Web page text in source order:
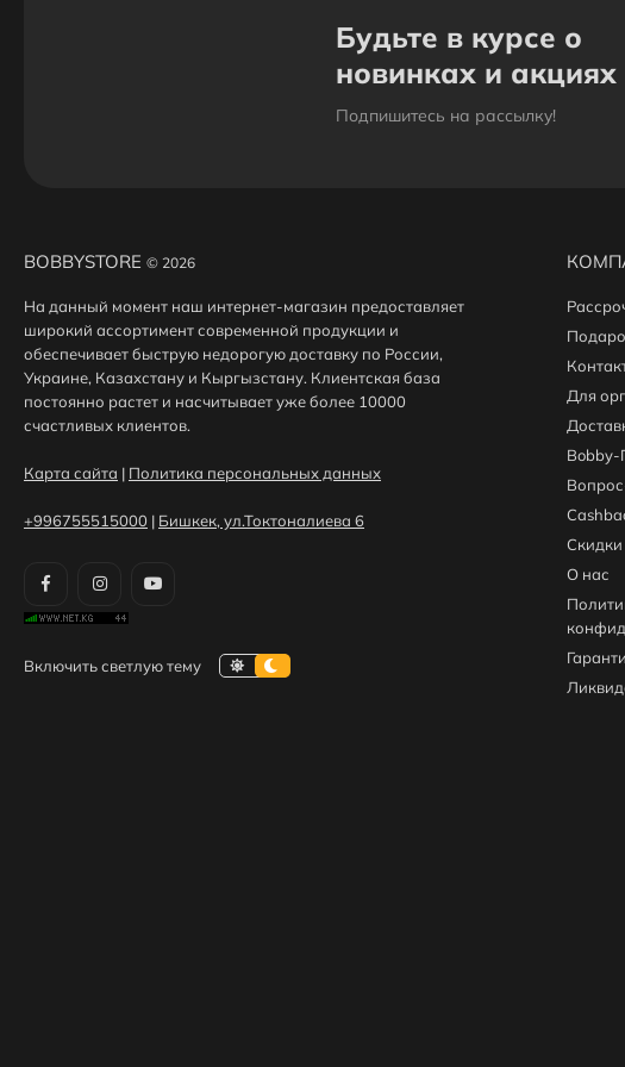
Радиосинхронизаторы по выгодной цене: от 2 799 сом до 8
199 сом. В продаже представлено 7 товаров - выбирайте и
характеристикам, обзорам и отзывам. Доставим ваш
За
в
1сом.
Будьте в курсе о
новинках и акциях
Подпишитесь на рассылкy!
BOBBYSTORE © 2026
На данный момент наш интернет-магазин предоставляет
широкий ассортимент современной продукции и
обеспечивает быструю недорогую доставку по России,
Украине, Казахстану и Кыргызстану. Клиентская база
постоянно растет и насчитывает уже более 10000
счастливых клиентов.
Карта сайта | Политика персональных данных
+996755515000 | Бишкек, ул.Токтоналиева 6
Для
Bobby-
О нас